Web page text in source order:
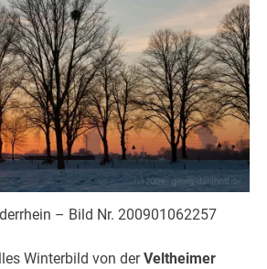
– Bild Nr. 200901062257
Winterbild von derVeltheimer